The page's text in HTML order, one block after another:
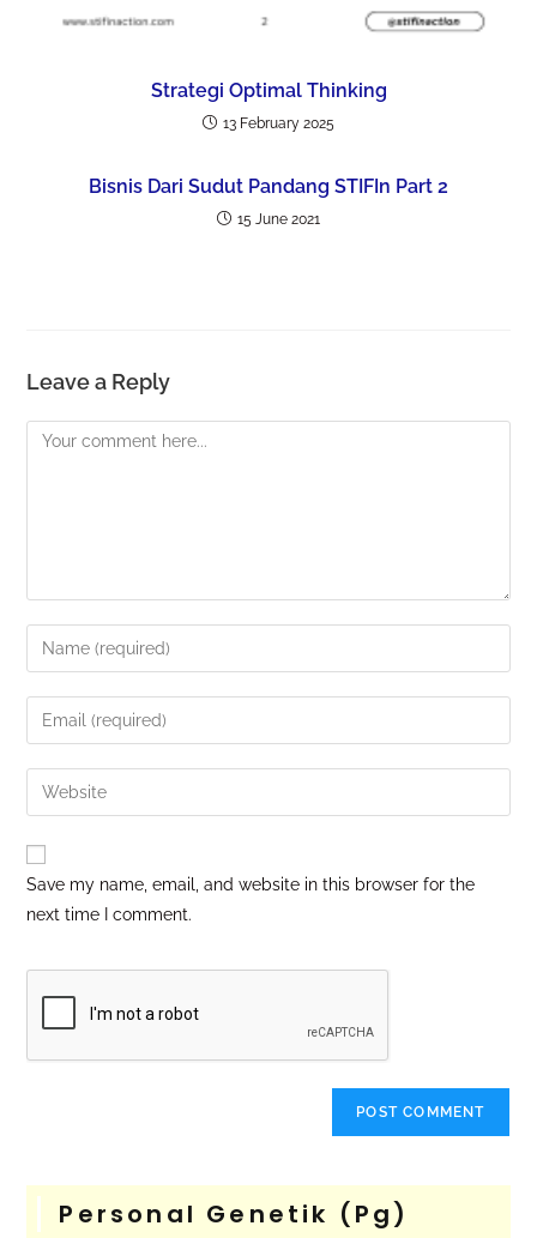
Strategi Optimal Thinking
13 February 2025
Bisnis Dari Sudut Pandang STIFIn Part 2
15 June 2021
Leave a Reply
Save my name, email, and website in this browser for the
next time I comment.
Personal Genetik (pg)